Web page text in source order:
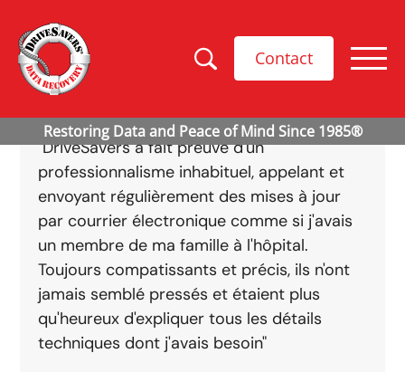
Contact
"DriveSavers a fait preuve d'un
professionnalisme inhabituel, appelant et
envoyant régulièrement des mises à jour
par courrier électronique comme si j'avais
un membre de ma famille à l'hôpital.
Toujours compatissants et précis, ils n'ont
jamais semblé pressés et étaient plus
qu'heureux d'expliquer tous les détails
techniques dont j'avais besoin"